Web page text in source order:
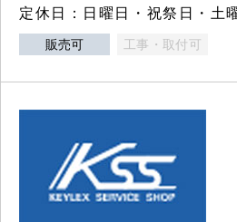
定休日：日曜日・祝祭日・土
販売可 工事・取付可